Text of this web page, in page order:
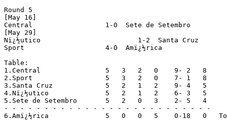
Round 5
[May 16]
Central			 1-0  Sete de Setembro
[May 29]
Nï¿½utico			 1-2  Santa Cruz
Sport			 4-0  Amï¿½rica
Table:
1.Central		 5   3   2   0    9- 2   8
2.Sport			 5   3   2   0    7- 1   8
3.Santa Cruz		 5   2   1   2    9- 4   5
4.Nï¿½utico		 5   2   1   2    6- 3   5
5.Sete de Setembro	 5   2   0   3    2- 5   4
- - - - - - - - - - - - - - - - - - - - - - - - - -
6.Amï¿½rica		 5   0   0   5    0-18   0   To group B